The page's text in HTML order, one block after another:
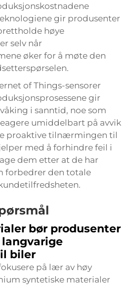
gir produsenter
høye
selv når
øker for å møte den
of Things-sensorer
gir
i sanntid, noe som
umiddelbart på avvik
proaktive tilnærmingen til
med å forhindre feil i
dem etter at de har
forbedrer den totale
bør produsenter
biler
på lær av høy
syntetiske materialer